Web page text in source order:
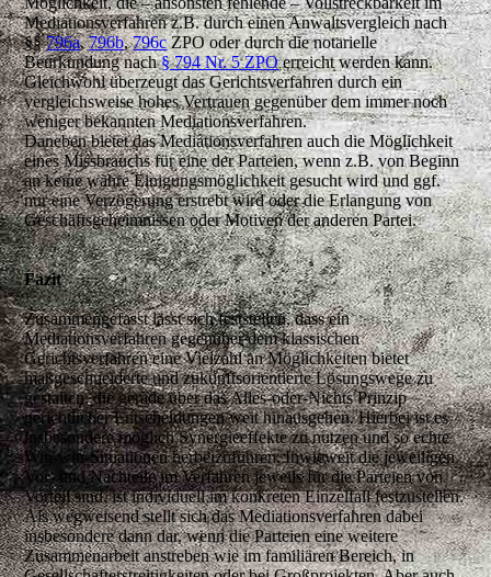
Mediationsverfahren z.B. durch einen Anwaltsvergleich nach
§§796a,796b,796cZPO oder durch die notarielle
Beurkundung nach§ 794 Nr. 5 ZPOerreicht werden kann.
Gleichwohl überzeugt das Gerichtsverfahren durch ein
vergleichsweise hohes Vertrauen gegenüber dem immer noch
weniger bekannten Mediationsverfahren.
Daneben bietet das Mediationsverfahren auch die Möglichkeit
eines Missbrauchs für eine der Parteien, wenn z.B. von Beginn
an keine wahre Einigungsmöglichkeit gesucht wird und ggf.
nur eine Verzögerung erstrebt wird oder die Erlangung von
Geschäftsgeheimnissen oder Motiven der anderen Partei.
Fazit
Zusammengefasst lässt sich feststellen, dass ein
Mediationsverfahren gegenüber dem klassischen
Gerichtsverfahren eine Vielzahl an Möglichkeiten bietet
maßgeschneiderte und zukunftsorientierte Lösungswege zu
gestalten, die gerade über das Alles-oder-Nichts Prinzip
gerichtlicher Entscheidungen weit hinausgehen. Hierbei ist es
insbesondere möglich Synergieeffekte zu nutzen und so echte
Win-win-Situationen herbeizuführen. Inwieweit die jeweiligen
Vor- und Nachteile im Verfahren jeweils für die Parteien von
Vorteil sind, ist individuell im konkreten Einzelfall festzustellen.
Als wegweisend stellt sich das Mediationsverfahren dabei
insbesondere dann dar, wenn die Parteien eine weitere
Zusammenarbeit anstreben wie im familiären Bereich, in